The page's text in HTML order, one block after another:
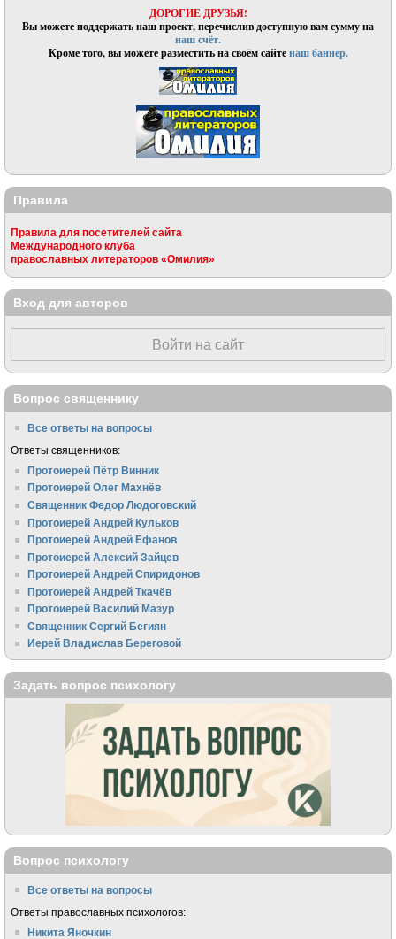
ДОРОГИЕ ДРУЗЬЯ!
Вы можете поддержать наш проект, перечислив доступную вам сумму на
наш счёт.
Кроме того, вы можете разместить на своём сайтенаш баннер.
Правила
Правила для посетителей сайта
Международного клуба
православных литераторов «Омилия»
Вход для авторов
Войти на сайт
Вопрос священнику
Все ответы на вопросы
Ответы священников:
Протоиерей Пётр Винник
Протоиерей Олег Махнёв
Священник Федор Людоговский
Протоиерей Андрей Кульков
Протоиерей Андрей Ефанов
Протоиерей Алексий Зайцев
Протоиерей Андрей Спиридонов
Протоиерей Андрей Ткачёв
Протоиерей Василий Мазур
Священник Сергий Бегиян
Иерей Владислав Береговой
Задать вопрос психологу
Вопрос психологу
Все ответы на вопросы
Ответы православных психологов:
Никита Яночкин